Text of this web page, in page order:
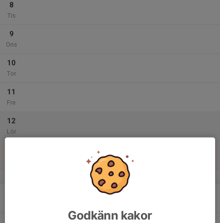
8
Tis
9
Ons
10
Tor
11
Fre
12
Lör
v.51
Godkänn kakor